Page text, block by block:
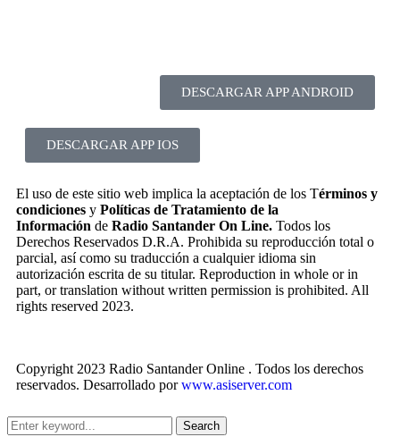
DESCARGAR APP ANDROID
DESCARGAR APP IOS
El uso de este sitio web implica la aceptación de los Términos y
condiciones y Políticas de Tratamiento de la
Información de Radio Santander On Line. Todos los
Derechos Reservados D.R.A. Prohibida su reproducción total o
parcial, así como su traducción a cualquier idioma sin
autorización escrita de su titular. Reproduction in whole or in
part, or translation without written permission is prohibited. All
rights reserved 2023.
Copyright 2023 Radio Santander Online . Todos los derechos
reservados. Desarrollado porwww.asiserver.com
Search